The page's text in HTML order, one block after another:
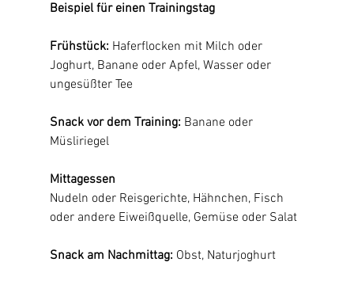
Beispiel für einen Trainingstag
Frühstück: Haferflocken mit Milch oder
Joghurt, Banane oder Apfel, Wasser oder
ungesüßter Tee
Snack vor dem Training: Banane oder
Müsliriegel
Mittagessen
Nudeln oder Reisgerichte, Hähnchen, Fisch
oder andere Eiweißquelle, Gemüse oder Salat
Snack am Nachmittag: Obst, Naturjoghurt